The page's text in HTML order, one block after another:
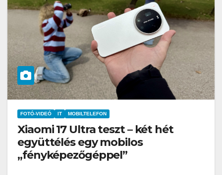
FOTÓ-VIDEÓ IT MOBILTELEFON
Xiaomi 17 Ultra teszt – két hét
együttélés egy mobilos
„fényképezőgéppel”